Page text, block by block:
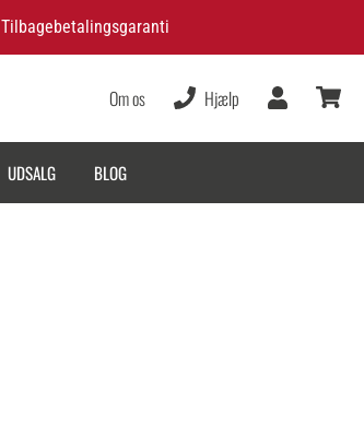
Tilbagebetalingsgaranti
Om os Hjælp
Bruger
UDSALG BLOG